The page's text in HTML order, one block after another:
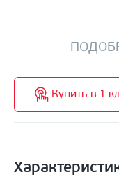
Купить в 1